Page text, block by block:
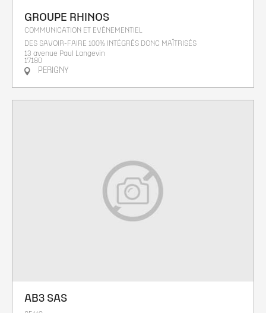
GROUPE RHINOS
COMMUNICATION ET EVÉNEMENTIEL
DES SAVOIR-FAIRE 100% INTÉGRÉS DONC MAÎTRISÉS
13 avenue Paul Langevin
17180
PERIGNY
AB3 SAS